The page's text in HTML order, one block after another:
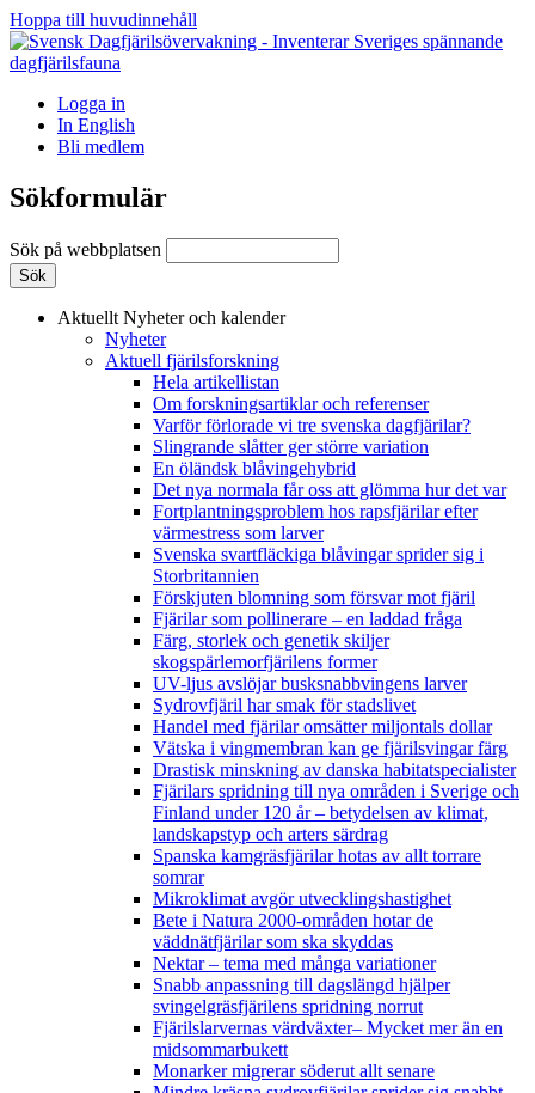
Hoppa till huvudinnehåll
Logga in
In English
Bli medlem
Sökformulär
Sök på webbplatsen
Aktuellt Nyheter och kalender
Nyheter
Aktuell fjärilsforskning
Hela artikellistan
Om forskningsartiklar och referenser
Varför förlorade vi tre svenska dagfjärilar?
Slingrande slåtter ger större variation
En öländsk blåvingehybrid
Det nya normala får oss att glömma hur det var
Fortplantningsproblem hos rapsfjärilar efter
värmestress som larver
Svenska svartfläckiga blåvingar sprider sig i
Storbritannien
Förskjuten blomning som försvar mot fjäril
Fjärilar som pollinerare – en laddad fråga
Färg, storlek och genetik skiljer
skogspärlemorfjärilens former
UV-ljus avslöjar busksnabbvingens larver
Sydrovfjäril har smak för stadslivet
Handel med fjärilar omsätter miljontals dollar
Vätska i vingmembran kan ge fjärilsvingar färg
Drastisk minskning av danska habitatspecialister
Fjärilars spridning till nya områden i Sverige och
Finland under 120 år– betydelsen av klimat,
landskapstyp och arters särdrag
Spanska kamgräsfjärilar hotas av allt torrare
somrar
Mikroklimat avgör utvecklingshastighet
Bete i Natura 2000-områden hotar de
väddnätfjärilar som ska skyddas
Nektar – tema med många variationer
Snabb anpassning till dagslängd hjälper
svingelgräsfjärilens spridning norrut
Fjärilslarvernas värdväxter– Mycket mer än en
midsommarbukett
Monarker migrerar söderut allt senare